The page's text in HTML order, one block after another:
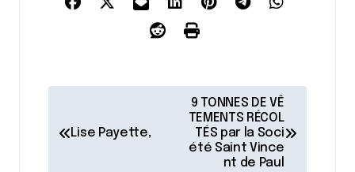
Lise Payette,
9 TONNES DE VÊ
TEMENTS RÉCOL
TÉS par la Soci
été Saint Vince
nt de Paul